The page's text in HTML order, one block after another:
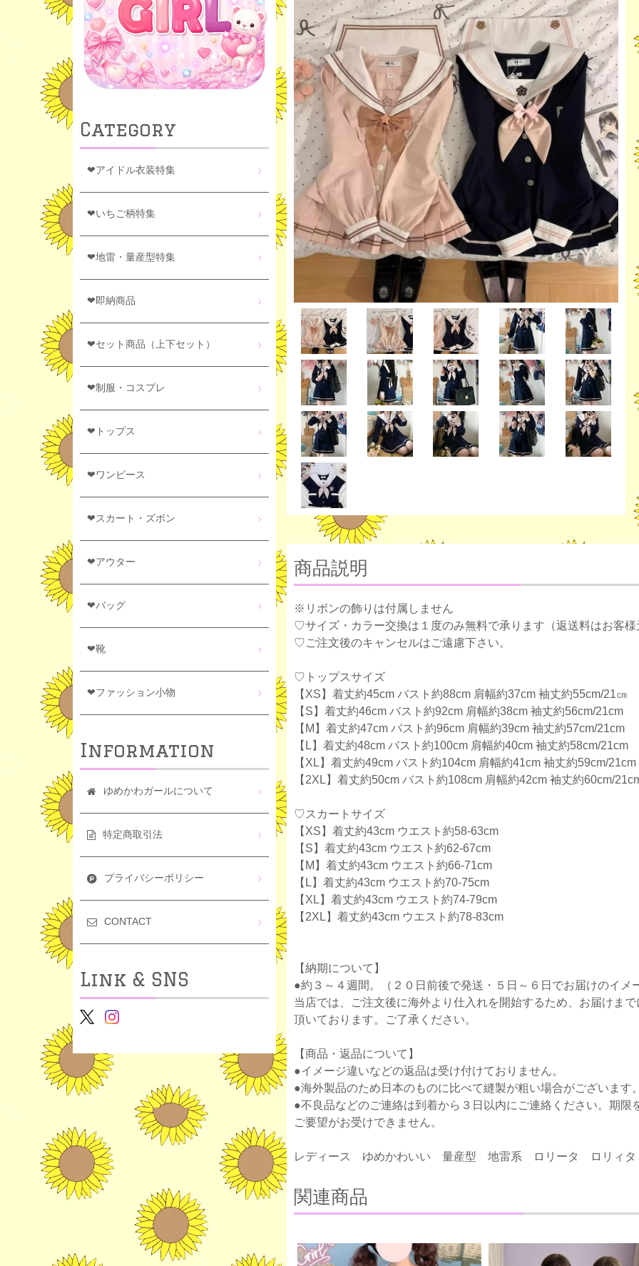
商品説明
※リボンの飾りは付属しません
♡サイズ・カラー交換は１度のみ無料で承ります（返送料はお客
♡ご注文後のキャンセルはご遠慮下さい。
♡トップスサイズ
【XS】着丈約45cm バスト約88cm 肩幅約37cm 袖丈約55cm/21㎝
【S】着丈約46cm バスト約92cm 肩幅約38cm 袖丈約56cm/21cm
【M】着丈約47cm バスト約96cm 肩幅約39cm 袖丈約57cm/21cm
【L】着丈約48cm バスト約100cm 肩幅約40cm 袖丈約58cm/21cm
【XL】着丈約49cm バスト約104cm 肩幅約41cm 袖丈約59cm/21cm
【2XL】着丈約50cm バスト約108cm 肩幅約42cm 袖丈約60cm/
♡スカートサイズ
【XS】着丈約43cm ウエスト約58-63cm
【S】着丈約43cm ウエスト約62-67cm
【M】着丈約43cm ウエスト約66-71cm
【L】着丈約43cm ウエスト約70-75cm
【XL】着丈約43cm ウエスト約74-79cm
【2XL】着丈約43cm ウエスト約78-83cm
【納期について】
●約３～４週間。（２０日前後で発送・５日～６日でお届けのイメ
当店では、ご注文後に海外より仕入れを開始するため、お届けま
頂いております。ご了承ください。
【商品・返品について】
●イメージ違いなどの返品は受け付けておりません。
●海外製品のため日本のものに比べて縫製が粗い場合がございます
●不良品などのご連絡は到着から３日以内にご連絡ください。期限
ご要望がお受けできません。
レディース ゆめかわいい 量産型 地雷系 ロリータ ロリィ
関連商品
Category
❤アイドル衣装特集
❤いちご柄特集
❤地雷・量産型特集
❤即納商品
❤セット商品（上下セット）
❤制服・コスプレ
❤トップス
❤ワンピース
❤スカート・ズボン
❤アウター
❤バッグ
❤靴
❤ファッション小物
Information
ゆめかわガールについて
特定商取引法
プライバシーポリシー
CONTACT
Link & SNS